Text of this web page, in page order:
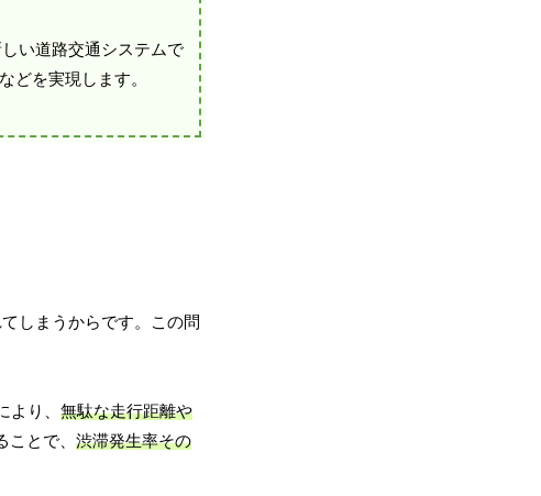
い道路交通システムで
どを実現します。
しまうからです。この問
り、 無駄な走行距離や
とで、 渋滞発生率その